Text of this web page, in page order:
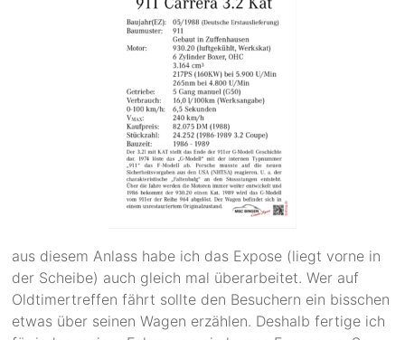
aus diesem Anlass habe ich das Expose (liegt vorne in
der Scheibe) auch gleich mal überarbeitet. Wer auf
Oldtimertreffen fährt sollte den Besuchern ein bisschen
etwas über seinen Wagen erzählen. Deshalb fertige ich